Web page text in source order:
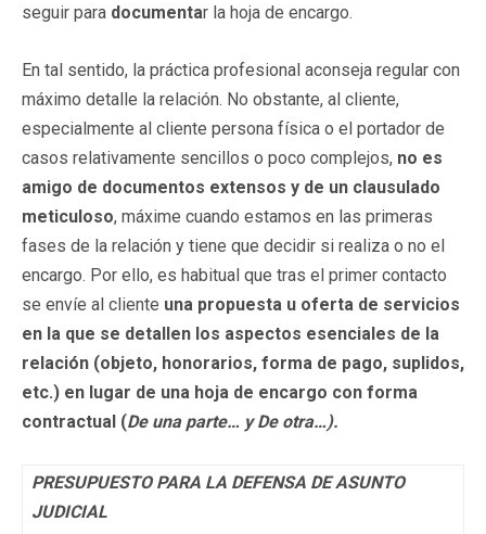
seguir para documentar la hoja de encargo.
En tal sentido, la práctica profesional aconseja regular con
máximo detalle la relación. No obstante, al cliente,
especialmente al cliente persona física o el portador de
casos relativamente sencillos o poco complejos, no es
amigo de documentos extensos y de un clausulado
meticuloso, máxime cuando estamos en las primeras
fases de la relación y tiene que decidir si realiza o no el
encargo. Por ello, es habitual que tras el primer contacto
se envíe al cliente una propuesta u oferta de servicios
en la que se detallen los aspectos esenciales de la
relación (objeto, honorarios, forma de pago, suplidos,
etc.) en lugar de una hoja de encargo con forma
contractual (De una parte… y De otra…).
PRESUPUESTO PARA LA DEFENSA DE ASUNTO
JUDICIAL